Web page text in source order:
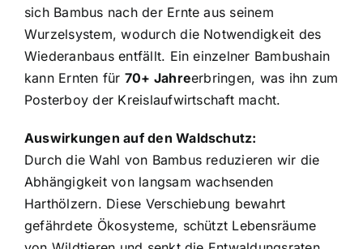
sich Bambus nach der Ernte aus seinem
Wurzelsystem, wodurch die Notwendigkeit des
Wiederanbaus entfällt. Ein einzelner Bambushain
kann Ernten für 70+ Jahreerbringen, was ihn zum
Posterboy der Kreislaufwirtschaft macht.
Auswirkungen auf den Waldschutz:
Durch die Wahl von Bambus reduzieren wir die
Abhängigkeit von langsam wachsenden
Harthölzern. Diese Verschiebung bewahrt
gefährdete Ökosysteme, schützt Lebensräume